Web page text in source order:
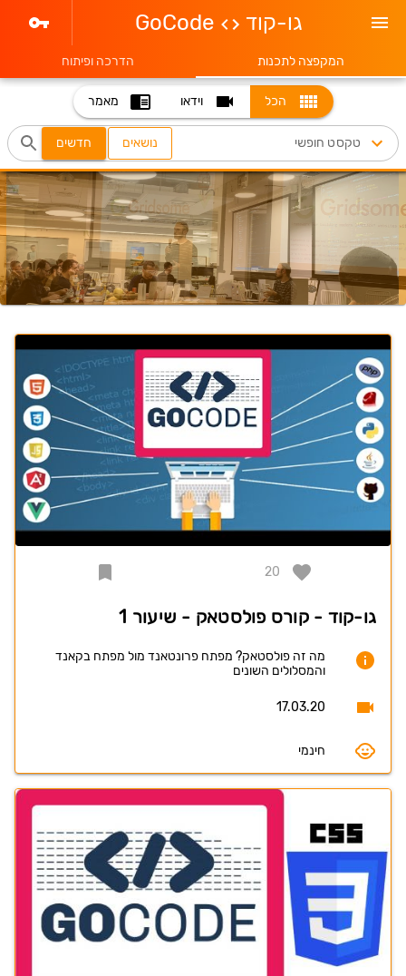
גו-קוד GoCode
המקפצה לתכנות הדרכה ופיתוח
20
גו-קוד - קורס פולסטאק - שיעור 1
מה זה פולסטאק? מפתח פרונטאנד מול מפתח בקאנד
והמסלולים השונים
17.03.20
חינמי
הכל וידאו מאמר
נושאים חדשים